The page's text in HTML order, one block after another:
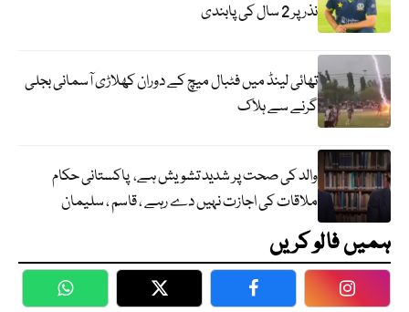
نذر پر 2 سال کی پابندی
تھائی لینڈ میں فٹبال میچ کے دوران کھلاڑی آسمانی بجلی
گرنے سے ہلاک
والد کی صحت پر شدید تشویش ہے، پاکستانی حکام
ملاقات کی اجازت نہیں دے رہے ، قاسم ، سلیمان
ہمیں فالو کریں
WhatsApp Twitter Facebook